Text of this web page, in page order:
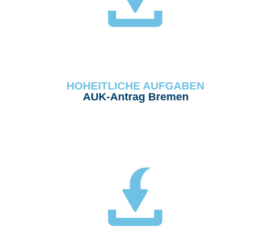
HOHEITLICHE AUFGABEN
AUK-Antrag Bremen